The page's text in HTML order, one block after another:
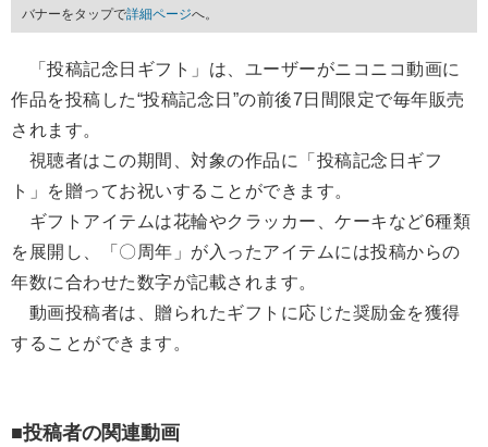
バナーをタップで詳細ページへ。
「投稿記念日ギフト」は、ユーザーがニコニコ動画に
作品を投稿した“投稿記念日”の前後7日間限定で毎年販売
されます。
視聴者はこの期間、対象の作品に「投稿記念日ギフ
ト」を贈ってお祝いすることができます。
ギフトアイテムは花輪やクラッカー、ケーキなど6種類
を展開し、「〇周年」が入ったアイテムには投稿からの
年数に合わせた数字が記載されます。
動画投稿者は、贈られたギフトに応じた奨励金を獲得
することができます。
■投稿者の関連動画